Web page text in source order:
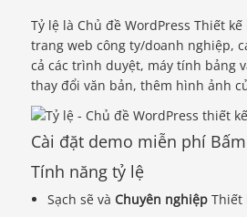
Tỷ lệ là Chủ đề WordPress Thiết
trang web công ty/doanh nghiệp,
cả các trình duyệt, máy tính bảng
thay đổi văn bản, thêm hình ảnh
Cài đặt demo miễn phí
Tính năng tỷ lệ
Sạch sẽ và Chuyên nghiệp Thiết